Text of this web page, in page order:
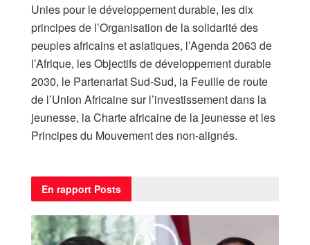
Unies pour le développement durable, les dix
principes de l’Organisation de la solidarité des
peuples africains et asiatiques, l’Agenda 2063 de
l’Afrique, les Objectifs de développement durable
2030, le Partenariat Sud-Sud, la Feuille de route
de l’Union Africaine sur l’investissement dans la
jeunesse, la Charte africaine de la jeunesse et les
Principes du Mouvement des non-alignés.
En rapport Posts